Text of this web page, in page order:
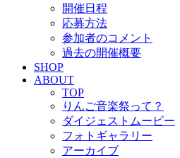
開催日程
応募方法
参加者のコメント
過去の開催概要
SHOP
ABOUT
TOP
りんご音楽祭って？
ダイジェストムービー
フォトギャラリー
アーカイブ